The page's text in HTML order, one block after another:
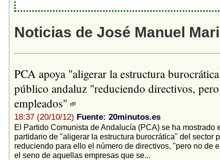
Noticias de José Manuel
PCA apoya "aligerar la estructura
público andaluz "reduciendo directivos,
empleados"
18:37 (20/10/12) Fuente: 20minutos.es
El Partido Comunista de Andalucía (PCA) se ha mostrado
partidario de "aligerar la estructura burocrática" del sector
reduciendo para ello el número de directivos, "pero no de
el seno de aquellas empresas que se...